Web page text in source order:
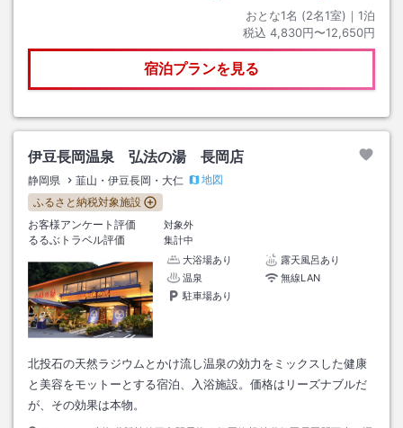
おとな1名 (2名1室)｜ 1泊
税込 4,830円〜12,650円
宿泊プランを見る
伊豆長岡温泉 弘法の湯 長岡店
静岡県 韮山・伊豆長岡・大仁
地図
ふるさと納税対象施設
お客様アンケート評価
対象外
るるぶトラベル評価
集計中
大浴場あり
露天風呂あり
温泉
無線LAN
駐車場あり
北投石の天然ラジウムとかけ流し温泉の効力をミックスした健康
と美容をモットーとする宿泊、入浴施設。価格はリーズナブルだ
が、その効果は本物。